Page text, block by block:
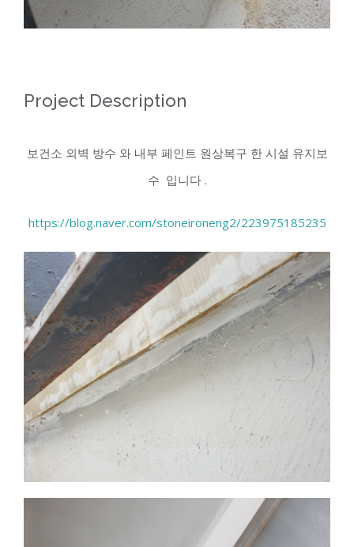
Project Description
보건소 외벽 방수 와 내부 페인트 원상복구 한 시설 유지보
수 입니다 .
https://blog.naver.com/stoneironeng2/223975185235